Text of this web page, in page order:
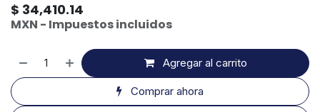
$ 34,410.14
MXN - Impuestos incluidos
Agregar al carrito
Comprar ahora